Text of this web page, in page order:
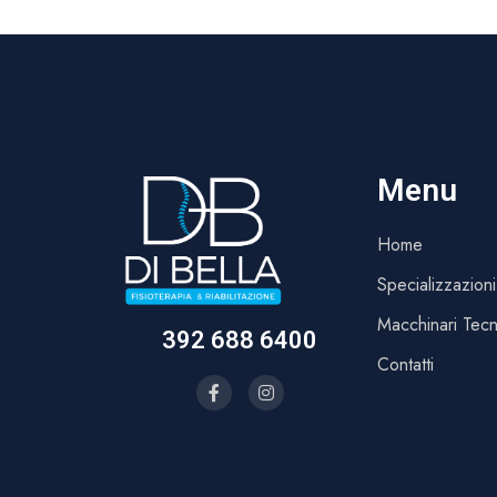
392 688 6400
Menu
Home
Specializzazioni
Macchinari
Contatti